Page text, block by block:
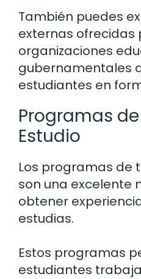
También puedes
externas ofrecidas
organizaciones
gubernamentales
estudiantes en
Programas
Estudio
Los programas de
son una excelente
obtener
estudias.
Estos programas
estudiantes